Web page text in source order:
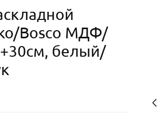
Вosco МДФ/
белый/